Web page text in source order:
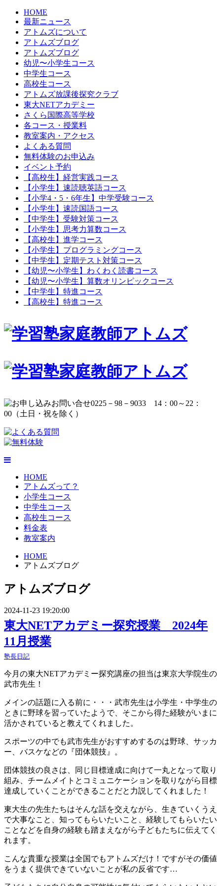
HOME
最新ニュース
アトムズについて
アトムズブログ
アトムズブログ
幼児〜小学生コース
中学生コース
高校生コース
アトムズ放課後探究クラブ
東大NETアカデミー
さくら国際高等学校
各コース・授業料
教室案内・アクセス
よくある質問
無料体験のお申込み
イベント予約
【高校生】経営実践コース
【小学生】速読聴英語コース
【小学4・5・6年生】中学受験コース
【小学生】速読国語コース
【中学生】受験対策コース
【小学生】思考力算数コース
【高校生】進学コース
【小学生】プログラミングコース
【中学生】定期テスト対策コース
【幼児〜小学生】わくわく読書コース
【幼児〜小学生】算数オリンピックコース
【中学生】特進コース
【高校生】特進コース
HOME
アトムズって？
小学生コース
中学生コース
高校生コース
料金表
教室案内
HOME
アトムズブログ
アトムズブログ
2024-11-23 19:20:00
東大NETアカデミー探究授業 2024年
11月授業
塾長日記
今月の東大NETアカデミー探究講座の担当は東京大学院生の
武市先生！
メインの話題に入る前に・・・武市先生は小学生・中学生の
ときに野球を習っていたようで、そこから得た経験がいまに
活かされていると教えてくれました。
スポーツの中でも武市先生がおすすめするのは野球、サッカ
ー、バスケなどの『団体競技』。
団体競技の良さは、同じ目標達成に向けて一丸となって取り
組み、チームメイトとコミュニケーションを取りながら目標
達成していくことができることだと力説してくれました！
東大生の先生たちはそんな話を交えながら、生きていくうえ
で大事なこと、知ってもらいたいこと、経験してもらいたい
ことなどを自身の経験も踏まえながら子どもたちに伝えてく
れます。
こんな貴重な授業は全国でもアトムズだけ！ですがその価値
をうまく提供できていないことが私の反省です…